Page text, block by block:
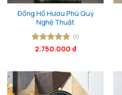
Đồng Hồ Hươu Phú Quý
Nghệ Thuật
Được xếp
(1)
2.750.000 ₫